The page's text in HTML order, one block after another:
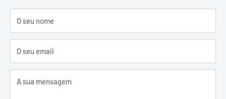
O seu nome
O seu email
A sua mensagem